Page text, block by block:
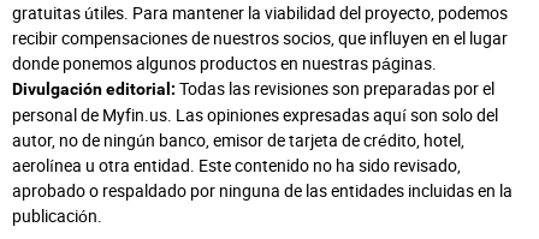
gratuitas útiles. Para mantener la viabilidad del proyecto, podemos
recibir compensaciones de nuestros socios, que influyen en el lugar
donde ponemos algunos productos en nuestras páginas.
Divulgación editorial: Todas las revisiones son preparadas por el
personal de Myfin.us. Las opiniones expresadas aquí son solo del
autor, no de ningún banco, emisor de tarjeta de crédito, hotel,
aerolínea u otra entidad. Este contenido no ha sido revisado,
aprobado o respaldado por ninguna de las entidades incluidas en la
publicación.